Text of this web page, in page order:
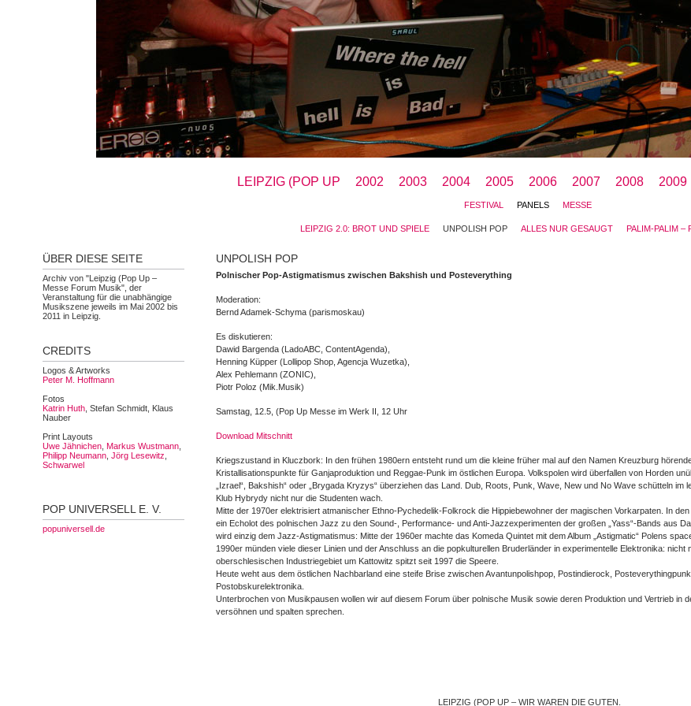
LEIPZIG (POP UP 2002 2003 2004 2005 2006 2007 2008 2009
FESTIVAL PANELS MESSE
LEIPZIG 2.0: BROT UND SPIELE UNPOLISH POP ALLES NUR GESAUGT PALIM-PALIM –
ÜBER DIESE SEITE
Archiv von "Leipzig (Pop Up –
Messe Forum Musik", der
Veranstaltung für die unabhängige
Musikszene jeweils im Mai 2002 bis
2011 in Leipzig.
CREDITS
Logos & Artworks
Peter M. Hoffmann
Fotos
Katrin Huth, Stefan Schmidt, Klaus
Nauber
Print Layouts
Uwe Jähnichen, Markus Wustmann,
Philipp Neumann, Jörg Lesewitz
Schwarwel
POP UNIVERSELL E. V.
popuniversell.de
UNPOLISH POP
Polnischer Pop-Astigmatismus zwischen Bakshish und Posteverything
Moderation:
Bernd Adamek-Schyma (parismoskau)
Es diskutieren:
Dawid Bargenda (LadoABC, ContentAgenda),
Henning Küpper (Lollipop Shop, Agencja Wuzetka),
Alex Pehlemann (ZONIC),
Piotr Poloz (Mik.Musik)
Samstag, 12.5, (Pop Up Messe im Werk II, 12 Uhr
Download Mitschnitt
Kriegszustand in Kluczbork: In den frühen 1980ern entsteht rund um die kleine früher mal auf den Namen Kreuzburg
Kristallisationspunkte für Ganjaproduktion und Reggae-Punk im östlichen Europa. Volkspolen wird überfallen von Horden
„Izrael“, Bakshish“ oder „Brygada Kryzys“ überziehen das Land. Dub, Roots, Punk, Wave, New und No Wave schütteln im
Klub Hybrydy nicht nur die Studenten wach.
Mitte der 1970er elektrisiert atmanischer Ethno-Pychedelik-Folkrock die Hippiebewohner der magischen Vorkarpaten. In
ein Echolot des polnischen Jazz zu den Sound-, Performance- und Anti-Jazzexperimenten der großen „Yass“-Bands aus
wird einzig dem Jazz-Astigmatismus: Mitte der 1960er machte das Komeda Quintet mit dem Album „Astigmatic“ Polens
1990er münden viele dieser Linien und der Anschluss an die popkulturellen Bruderländer in experimentelle Elektronika:
oberschlesischen Industriegebiet um Kattowitz spitzt seit 1997 die Speere.
Heute weht aus dem östlichen Nachbarland eine steife Brise zwischen Avantunpolishpop, Postindierock,
Postobskurelektronika.
Unterbrochen von Musikpausen wollen wir auf diesem Forum über polnische Musik sowie deren Produktion und Vertrieb in
versöhnen und spalten sprechen.
LEIPZIG (POP UP – WIR WAREN DIE GUTEN.